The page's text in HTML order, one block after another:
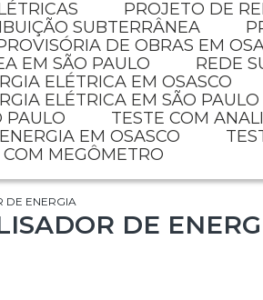
PROJETO DE
SUBTERRÂNEA
PROVISÓRIA DE OBRAS EM
EM SÃO PAULO
REDE
ELÉTRICA EM OSASCO
ELÉTRICA EM SÃO PAULO
PAULO
TESTE COM
EM OSASCO
COM MEGÔMETRO
DE ENERGIA
DE